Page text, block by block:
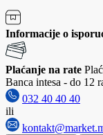
Informacije o
Plaćanje na rate
Banca intesa - do 12
032 40 40 40
ili